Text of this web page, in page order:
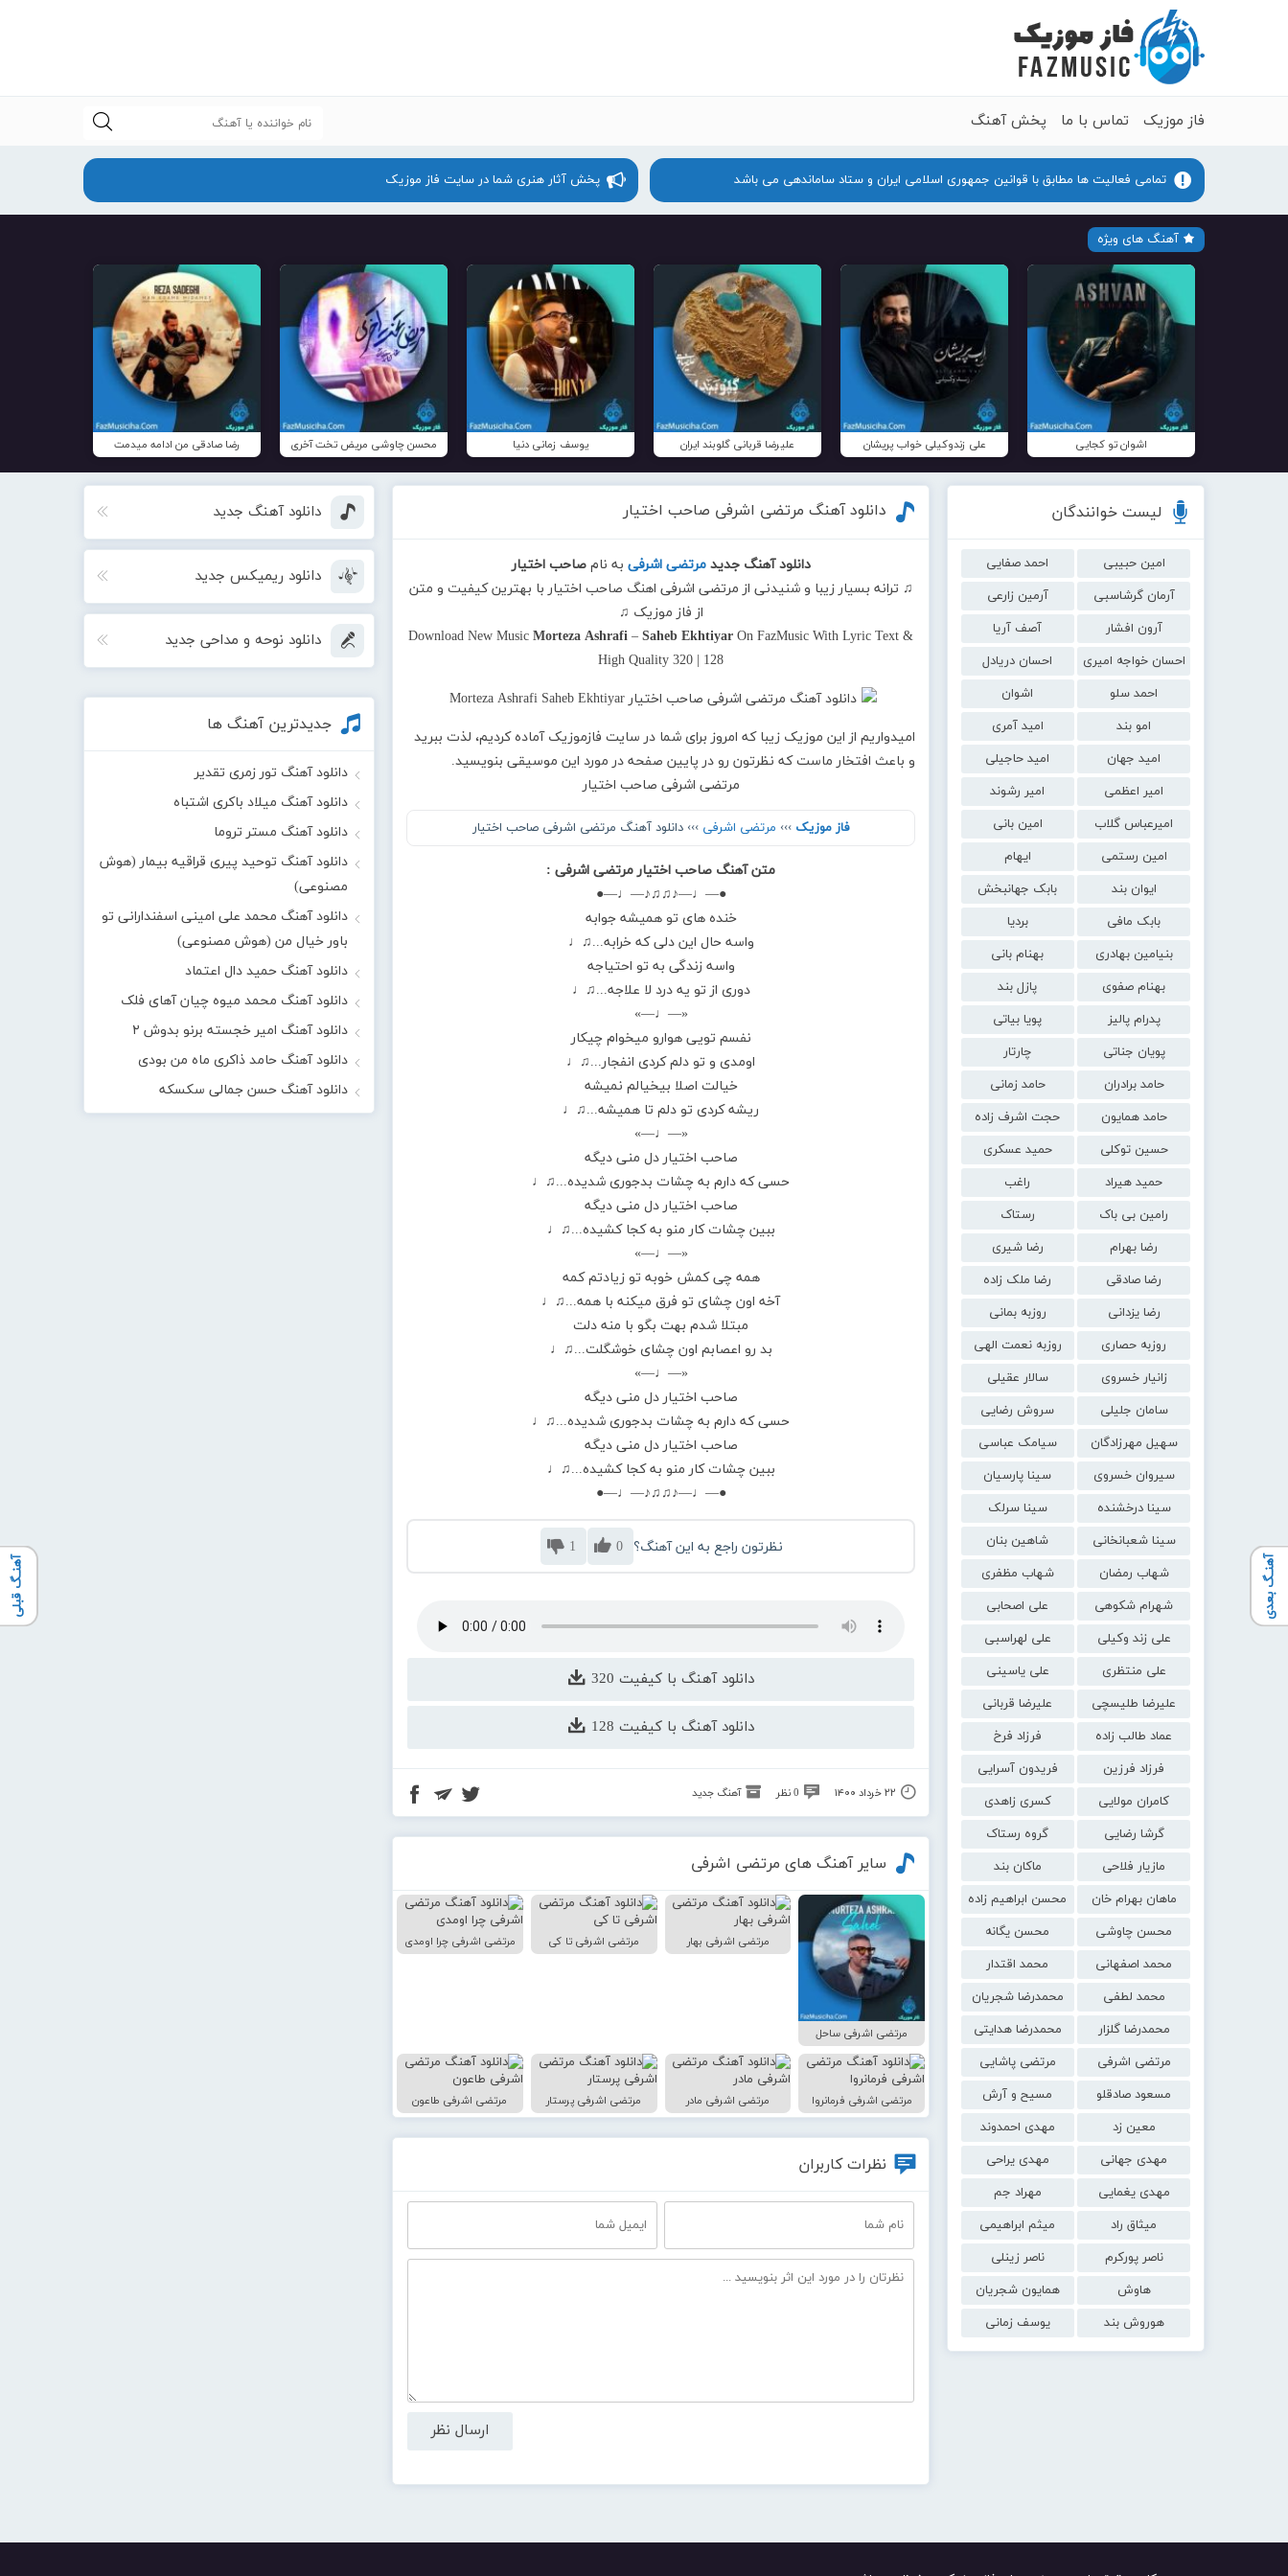
فاز موزیک تماس با ما پخش آهنگ
تمامی فعالیت ها مطابق با قوانین جمهوری اسلامی ایران و ستاد ساماندهی می باشد پخش آثار هنری شما در سایت فاز موزیک
آهنگ های ویژه
اشوان تو کجایی علی زندوکیلی خواب پریشان علیرضا قربانی گلوبند ایران یوسف زمانی دنیا محسن چاوشی مریض تخت آخری رضا صادقی من ادامه میدمت
لیست خوانندگان
امین حبیبی
احمد صفایی
آرمان گرشاسبی
آرمین زارعی
آرون افشار
آصف آریا
احسان خواجه امیری
احسان دریادل
احمد سلو
اشوان
امو بند
امید آمری
امید جهان
امید حاجیلی
امیر اعظمی
امیر رشوند
امیرعباس گلاب
امین بانی
امین رستمی
ایهام
ایوان بند
بابک جهانبخش
بابک مافی
بردیا
بنیامین بهادری
بهنام بانی
بهنام صفوی
پازل بند
پدرام پالیز
پویا بیاتی
پویان جناتی
چارتار
حامد برادران
حامد زمانی
حامد همایون
حجت اشرف زاده
حسین توکلی
حمید عسکری
حمید هیراد
راغب
رامین بی باک
رستاک
رضا بهرام
رضا شیری
رضا صادقی
رضا ملک زاده
رضا یزدانی
روزبه بمانی
روزبه حصاری
روزبه نعمت الهی
زانیار خسروی
سالار عقیلی
سامان جلیلی
سروش رضایی
سهیل مهرزادگان
سیامک عباسی
سیروان خسروی
سینا پارسیان
سینا درخشنده
سینا سرلک
سینا شعبانخانی
شاهین بنان
شهاب رمضان
شهاب مظفری
شهرام شکوهی
علی اصحابی
علی زند وکیلی
علی لهراسبی
علی منتظری
علی یاسینی
علیرضا طلیسچی
علیرضا قربانی
عماد طالب زاده
فرزاد فرخ
فرزاد فرزین
فریدون آسرایی
کامران مولایی
کسری زاهدی
گرشا رضایی
گروه رستاک
مازیار فلاحی
ماکان بند
ماهان بهرام خان
محسن ابراهیم زاده
محسن چاوشی
محسن یگانه
محمد اصفهانی
محمد اقتدار
محمد لطفی
محمدرضا شجریان
محمدرضا گلزار
محمدرضا هدایتی
مرتضی اشرفی
مرتضی پاشایی
مسعود صادقلو
مسیح و آرش
معین زد
مهدی احمدوند
مهدی جهانی
مهدی یراحی
مهدی یغمایی
مهراد جم
میثاق راد
میثم ابراهیمی
ناصر پورکرم
ناصر زینلی
هاوش
همایون شجریان
هوروش بند
یوسف زمانی
دانلود آهنگ مرتضی اشرفی صاحب اختیار
دانلود آهنگ جدید مرتضی اشرفی به نامصاحب اختیار
♫ ترانه بسیار زیبا و شنیدنی از مرتضی اشرفی اهنگ صاحب اختیار با بهترین کیفیت و متن
از فاز موزیک ♫
Download New MusicMorteza Ashrafi –Saheb Ekhtiyar On FazMusic With Lyric Text &
High Quality 320 | 128
امیدواریم از این موزیک زیبا که امروز برای شما در سایت فازموزیک آماده کردیم، لذت ببرید
و باعث افتخار ماست که نظرتون رو در پایین صفحه در مورد این موسیقی بنویسید.
مرتضی اشرفی صاحب اختیار
فاز موزیک ››› مرتضی اشرفی ››› دانلود آهنگ مرتضی اشرفی صاحب اختیار
متن آهنگ صاحب اختیار مرتضی اشرفی :
●—♩—♪♫♫♪—♩—●
خنده های تو همیشه جوابه
واسه حال این دلی که خرابه...♫♩
واسه زندگی به تو احتیاجه
دوری از تو یه درد لا علاجه...♫♩
«—♩—»
نفسم تویی هوارو میخوام چیکار
اومدی و تو دلم کردی انفجار...♫♩
خیالت اصلا بیخیالم نمیشه
ریشه کردی تو دلم تا همیشه...♫♩
«—♩—»
صاحب اختیار دل منی دیگه
حسی که دارم به چشات بدجوری شدیده...♫♩
صاحب اختیار دل منی دیگه
ببین چشات کار منو به کجا کشیده...♫♩
«—♩—»
همه چی کمش خوبه تو زیادتم کمه
آخه اون چشای تو فرق میکنه با همه...♫♩
مبتلا شدم بهت بگو با منه دلت
بد رو اعصابم اون چشای خوشگلت...♫♩
«—♩—»
صاحب اختیار دل منی دیگه
حسی که دارم به چشات بدجوری شدیده...♫♩
صاحب اختیار دل منی دیگه
ببین چشات کار منو به کجا کشیده...♫♩
●—♩—♪♫♫♪—♩—●
نظرتون راجع به این آهنگ؟ 0
1
دانلود آهنگ با کیفیت 320
دانلود آهنگ با کیفیت 128
۲۲ خرداد ۱۴۰۰ 0 نظر آهنگ جدید
آهنـگ بعدی آهنـگ قبلی
سایر آهنگ های مرتضی اشرفی
مرتضی اشرفی ساحل
مرتضی اشرفی بهار مرتضی اشرفی تا کی مرتضی اشرفی چرا اومدی
مرتضی اشرفی فرمانروا مرتضی اشرفی مادر مرتضی اشرفی پرستار مرتضی اشرفی طاعون
نظرات کاربران
دانلود آهنگ جدید
دانلود ریمیکس جدید
دانلود نوحه و مداحی جدید
جدیدترین آهنگ ها
دانلود آهنگ تور زمری تقدیر
دانلود آهنگ میلاد باکری اشتباه
دانلود آهنگ مستر تروما
دانلود آهنگ توحید پیری قراقیه بیمار (هوش
مصنوعی)
دانلود آهنگ محمد علی امینی اسفندارانی تو
باور خیال من (هوش مصنوعی)
دانلود آهنگ حمید دال اعتماد
دانلود آهنگ محمد میوه چیان آهای فلک
دانلود آهنگ امیر خجسته برنو بدوش ۲
دانلود آهنگ حامد ذاکری ماه من بودی
دانلود آهنگ حسن جمالی سکسکه